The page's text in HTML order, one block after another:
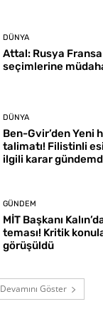
DÜNYA
Attal: Rusya Fransa
seçimlerine
DÜNYA
Ben-Gvir’den Yeni
talimatı! Filistinli
ilgili karar
GÜNDEM
MİT Başkanı
teması! Kritik
görüşüldü
Devamını Göster